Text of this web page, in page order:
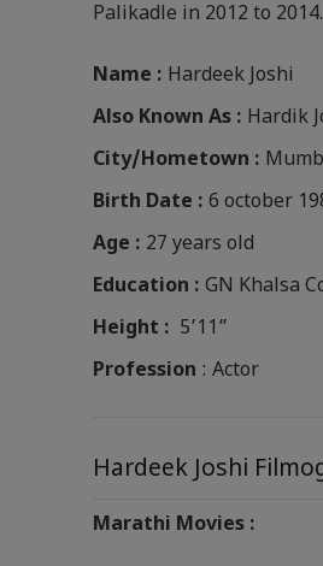
Palikadle in 2012 to
Name : Hardeek Joshi
Also Known As : Hardik
City/Hometown :
Birth Date : 6 october
Age : 27 years old
Education : GN Khalsa
Height : 5’11”
Profession : Actor
Hardeek Joshi
Marathi Movies :